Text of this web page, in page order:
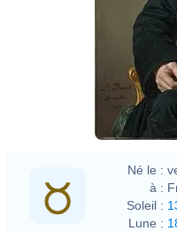
Né le :
à :
Soleil :
Lune :